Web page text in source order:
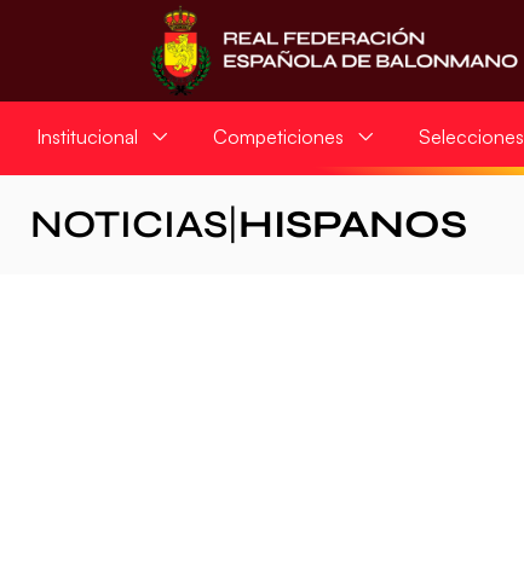
Institucional Competiciones Selecciones
NOTICIAS HISPANOS